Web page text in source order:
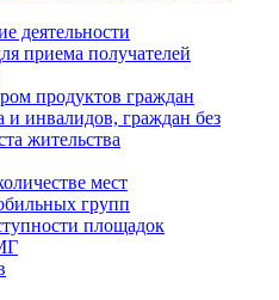
деятельности
приема получателей
продуктов граждан
и инвалидов, граждан без
жительства
мест
групп
площадок